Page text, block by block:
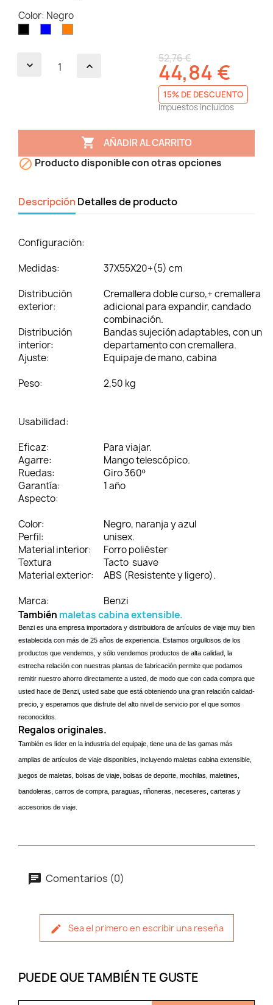
Color: Negro
NegroAzul Naranja
52,76 €
44,84 €
15% DE DESCUENTO
Impuestos incluidos
 AÑADIR AL CARRITO
 Producto disponible con otras opciones
DescripciónDetalles de producto
Configuración:
Medidas:
37X55X20+(5) cm
Distribución
exterior:
Cremallera doble curso,+ cremallera
adicional para expandir, candado
combinación.
Distribución
interior:
Bandas sujeción adaptables, con un
departamento con cremallera.
Ajuste:
Equipaje de mano, cabina
Peso:
2,50 kg
Usabilidad:
Eficaz:
Para viajar.
Agarre:
Mango telescópico.
Ruedas:
Giro 360º
Garantía:
1 año
Aspecto:
Color:
Negro, naranja y azul
Perfil:
unisex.
Material interior:
Forro poliéster
Textura
Tacto suave
Material exterior:
ABS (Resistente y ligero).
Marca:
Benzi
También maletas cabina extensible.
Benzi es una empresa importadora y distribuidora de artículos de viaje muy bien
establecida con más de 25 años de experiencia. Estamos orgullosos de los
productos que vendemos, y sólo vendemos productos de alta calidad, la
estrecha relación con nuestras plantas de fabricación permite que podamos
remitir nuestro ahorro directamente a usted, de modo que con cada compra que
usted hace de Benzi, usted sabe que está obteniendo una gran relación calidad-
precio, y esperamos que disfrute del alto nivel de servicio por el que somos
reconocidos.
Regalos originales.
También es líder en la industria del equipaje, tiene una de las gamas más
amplias de artículos de viaje disponibles, incluyendo maletas cabina extensible,
juegos de maletas, bolsas de viaje, bolsas de deporte, mochilas, maletines,
bandoleras, carros de compra, paraguas, riñoneras, neceseres, carteras y
accesorios de viaje.
Comentarios (0)
Sea el primero en escribir una reseña
PUEDE QUE TAMBIÉN TE GUSTE